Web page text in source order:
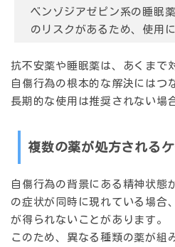
ベンゾジアゼピン系の睡眠
のリスクがあるため、使用
抗不安薬や睡眠薬は、あくまで
自傷行為の根本的な解決にはつ
長期的な使用は推奨されない場
複数の薬が処方される
自傷行為の背景にある精神状態
の症状が同時に現れている場合
が得られないことがあります。
このため、異なる種類の薬が組